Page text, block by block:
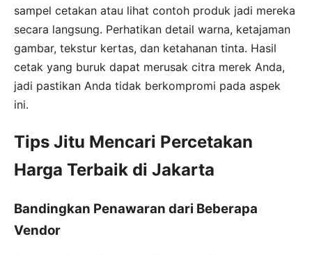
sampel cetakan atau lihat contoh produk jadi mereka
secara langsung. Perhatikan detail warna, ketajaman
gambar, tekstur kertas, dan ketahanan tinta. Hasil
cetak yang buruk dapat merusak citra merek Anda,
jadi pastikan Anda tidak berkompromi pada aspek
ini.
Tips Jitu Mencari Percetakan
Harga Terbaik di Jakarta
Bandingkan Penawaran dari Beberapa
Vendor